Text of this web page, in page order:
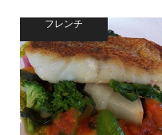
フレンチ